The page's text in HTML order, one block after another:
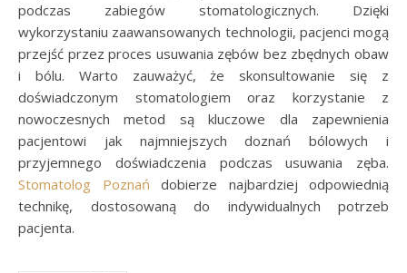
podczas zabiegów stomatologicznych. Dzięki
wykorzystaniu zaawansowanych technologii, pacjenci mogą
przejść przez proces usuwania zębów bez zbędnych obaw
i bólu. Warto zauważyć, że skonsultowanie się z
doświadczonym stomatologiem oraz korzystanie z
nowoczesnych metod są kluczowe dla zapewnienia
pacjentowi jak najmniejszych doznań bólowych i
przyjemnego doświadczenia podczas usuwania zęba.
Stomatolog Poznań dobierze najbardziej odpowiednią
technikę, dostosowaną do indywidualnych potrzeb
pacjenta.